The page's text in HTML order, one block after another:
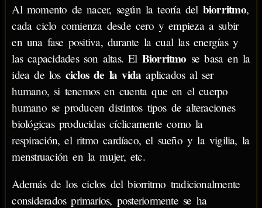
Al momento de nacer, según la teoría del biorritmo,
cada ciclo comienza desde cero y empieza a subir
en una fase positiva, durante la cual las energías y
las capacidades son altas. El Biorritmo se basa en la
idea de los ciclos de la vidaaplicados al ser
humano, si tenemos en cuenta que en el cuerpo
humano se producen distintos tipos de alteraciones
biológicas producidas cíclicamente como la
respiración, el ritmo cardíaco, el sueño y la vigilia, la
menstruación en la mujer, etc.
Además de los ciclos del biorritmo tradicionalmente
considerados primarios, posteriormente se ha